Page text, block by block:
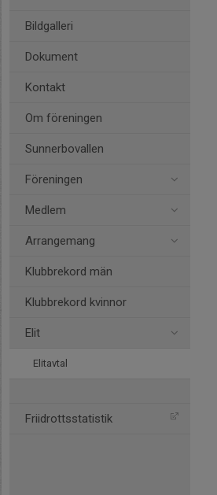
Bildgalleri
Dokument
Kontakt
Om föreningen
Sunnerbovallen
Föreningen
Medlem
Arrangemang
Klubbrekord män
Klubbrekord kvinnor
Elit
Elitavtal
Friidrottsstatistik